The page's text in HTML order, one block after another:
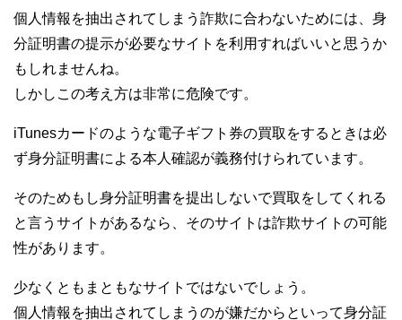
個人情報を抽出されてしまう詐欺に合わないためには、身
分証明書の提示が必要なサイトを利用すればいいと思うか
もしれませんね。
しかしこの考え方は非常に危険です。
iTunesカードのような電子ギフト券の買取をするときは必
ず身分証明書による本人確認が義務付けられています。
そのためもし身分証明書を提出しないで買取をしてくれる
と言うサイトがあるなら、そのサイトは詐欺サイトの可能
性があります。
少なくともまともなサイトではないでしょう。
個人情報を抽出されてしまうのが嫌だからといって身分証